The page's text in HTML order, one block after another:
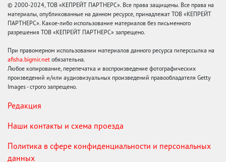
© 2000-2024, ТОВ «КЕПРЕЙТ ПАРТНЕРС». Все права защищены. Все права на
материалы, опубликованные на данном ресурсе, принадлежат ТОВ «КЕПРЕЙТ
ПАРТНЕРС». Какое-либо использование материалов без письменного
разрешения ТОВ «КЕПРЕЙТ ПАРТНЕРС» запрещено.
При правомерном использовании материалов данного ресурса гиперссылка на
afisha.bigmir.net обязательна.
Любое копирование, перепечатка и воспроизведение фотографических
произведений и/или аудиовизуальных произведений правообладателя Getty
Images - строго запрещено.
Редакция
Наши контакты и схема проезда
Политика в сфере конфиденциальности и персональных
данных